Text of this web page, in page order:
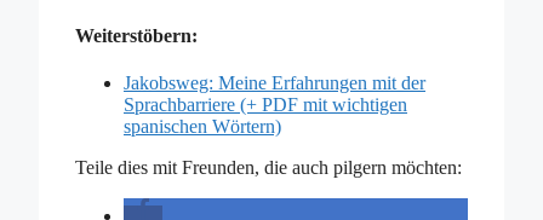
Weiterstöbern:
Jakobsweg: Meine Erfahrungen mit der
Sprachbarriere (+ PDF mit wichtigen
spanischen Wörtern)
Teile dies mit Freunden, die auch pilgern möchten: